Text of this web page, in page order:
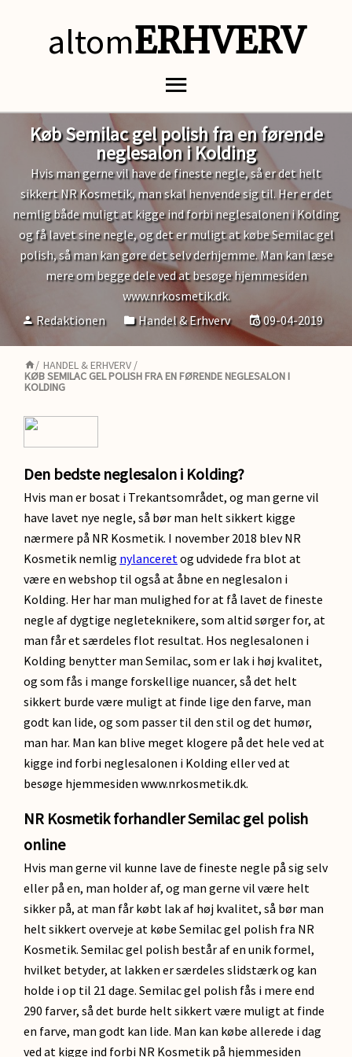
altomERHVERV
Køb Semilac gel polish fra en førende
neglesalon i Kolding
Hvis man gerne vil have de fineste negle, så er det helt
sikkert NR Kosmetik, man skal henvende sig til. Her er det
nemlig både muligt at kigge ind forbi neglesalonen i Kolding
og få lavet sine negle, og det er muligt at købe Semilac gel
polish, så man kan gøre det selv derhjemme. Man kan læse
mere om begge dele ved at besøge hjemmesiden
www.nrkosmetik.dk.
Redaktionen
Handel & Erhverv 09-04-2019
/ HANDEL & ERHVERV /
KØB SEMILAC GEL POLISH FRA EN FØRENDE NEGLESALON I
KOLDING
Den bedste neglesalon i Kolding?
Hvis man er bosat i Trekantsområdet, og man gerne vil
have lavet nye negle, så bør man helt sikkert kigge
nærmere på NR Kosmetik. I november 2018 blev NR
Kosmetik nemlig nylanceretog udvidede fra blot at
være en webshop til også at åbne en neglesalon i
Kolding. Her har man mulighed for at få lavet de fineste
negle af dygtige negleteknikere, som altid sørger for, at
man får et særdeles flot resultat. Hos neglesalonen i
Kolding benytter man Semilac, som er lak i høj kvalitet,
og som fås i mange forskellige nuancer, så det helt
sikkert burde være muligt at finde lige den farve, man
godt kan lide, og som passer til den stil og det humør,
man har. Man kan blive meget klogere på det hele ved at
kigge ind forbi neglesalonen i Kolding eller ved at
besøge hjemmesiden www.nrkosmetik.dk.
NR Kosmetik forhandler Semilac gel polish
online
Hvis man gerne vil kunne lave de fineste negle på sig selv
eller på en, man holder af, og man gerne vil være helt
sikker på, at man får købt lak af høj kvalitet, så bør man
helt sikkert overveje at købe Semilac gel polish fra NR
Kosmetik. Semilac gel polish består af en unik formel,
hvilket betyder, at lakken er særdeles slidstærk og kan
holde i op til 21 dage. Semilac gel polish fås i mere end
290 farver, så det burde helt sikkert være muligt at finde
en farve, man godt kan lide. Man kan købe allerede i dag
ved at kigge ind forbi NR Kosmetik på hjemmesiden